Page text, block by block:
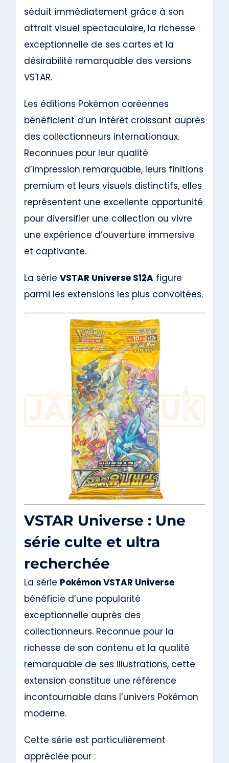
séduit immédiatement grâce à son
attrait visuel spectaculaire, la richesse
exceptionnelle de ses cartes et la
désirabilité remarquable des versions
VSTAR.
Les éditions Pokémon coréennes
bénéficient d’un intérêt croissant auprès
des collectionneurs internationaux.
Reconnues pour leur qualité
d’impression remarquable, leurs finitions
premium et leurs visuels distinctifs, elles
représentent une excellente opportunité
pour diversifier une collection ou vivre
une expérience d’ouverture immersive
et captivante.
La série VSTAR Universe S12Afigure
parmi les extensions les plus convoitées.
VSTAR Universe : Une
série culte et ultra
recherchée
La série Pokémon VSTAR Universe
bénéficie d’une popularité
exceptionnelle auprès des
collectionneurs. Reconnue pour la
richesse de son contenu et la qualité
remarquable de ses illustrations, cette
extension constitue une référence
incontournable dans l’univers Pokémon
moderne.
Cette série est particulièrement
appréciée pour :